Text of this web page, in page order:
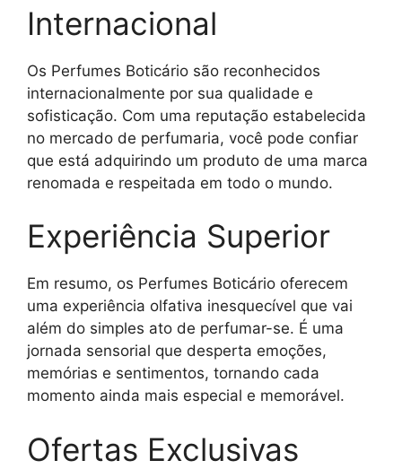
Internacional
Os Perfumes Boticário são reconhecidos
internacionalmente por sua qualidade e
sofisticação. Com uma reputação estabelecida
no mercado de perfumaria, você pode confiar
que está adquirindo um produto de uma marca
renomada e respeitada em todo o mundo.
Experiência Superior
Em resumo, os Perfumes Boticário oferecem
uma experiência olfativa inesquecível que vai
além do simples ato de perfumar-se. É uma
jornada sensorial que desperta emoções,
memórias e sentimentos, tornando cada
momento ainda mais especial e memorável.
Ofertas Exclusivas